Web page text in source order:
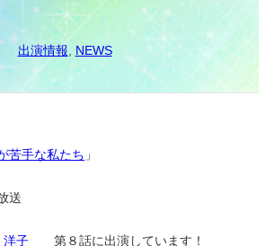
出演情報, NEWS
苦手な私たち 」
送
洋子 第８話に出演しています！